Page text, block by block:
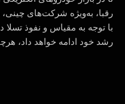
رقبا، به‌ویژه شرکت‌های چینی،
با توجه به مقیاس و نفوذ
رشد خود ادامه خواهد داد،